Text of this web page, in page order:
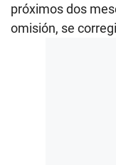
próximos dos
omisión, se